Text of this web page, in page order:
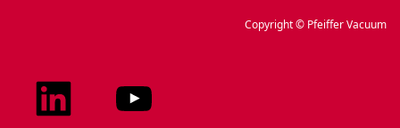
Copyright © Pfeiffer Vacuum